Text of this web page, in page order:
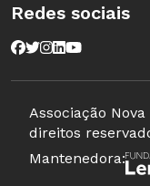
Redes sociais
Associação
direitos
Mantenedora: